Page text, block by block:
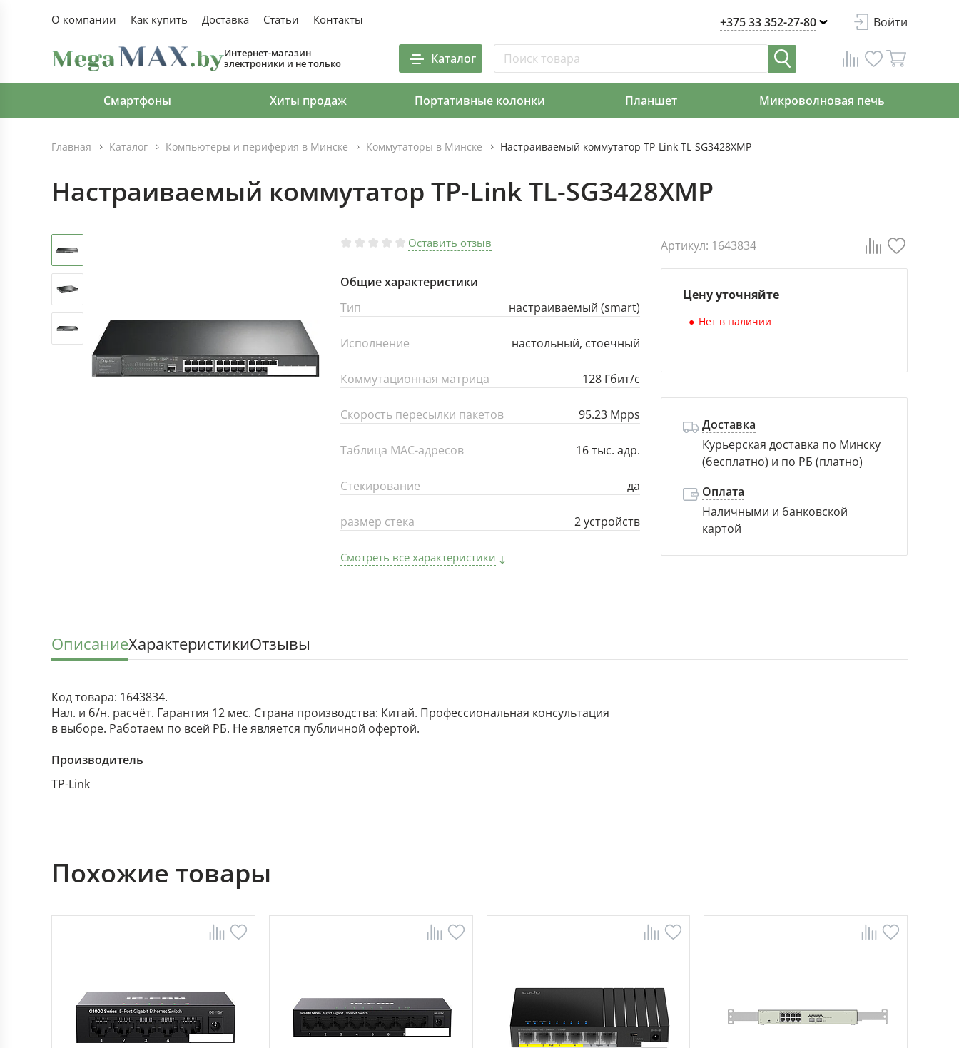
О компании Как купить Доставка Статьи Контакты +375 33 352-27-80 Войти
Интернет-магазин
электроники и не только
Каталог
Смартфоны Хиты продаж Портативные колонки Планшет Микроволновая печь
Главная Каталог Компьютеры и периферия в Минске Коммутаторы в Минске Настраиваемый коммутатор TP-Link TL-SG3428XMP
Настраиваемый коммутатор TP-Link TL-SG3428XMP
Оставить отзыв
Общие характеристики
Тип
настраиваемый (smart)
Исполнение настольный, стоечный
Коммутационная матрица 128 Гбит/с
Скорость пересылки пакетов 95.23 Mpps
Таблица MAC-адресов 16 тыс. адр.
Стекирование да
размер стека 2 устройств
Смотреть все характеристики
Артикул: 1643834
Цену уточняйте
Нет в наличии
Доставка
Курьерская доставка по Минску
(бесплатно) и по РБ (платно)
Оплата
Наличными и банковской
картой
ОписаниеХарактеристикиОтзывы
Код товара: 1643834.
Нал. и б/н. расчёт. Гарантия 12 мес. Страна производства: Китай. Профессиональная консультация
в выборе. Работаем по всей РБ. Не является публичной офертой.
Производитель
TP-Link
Похожие товары